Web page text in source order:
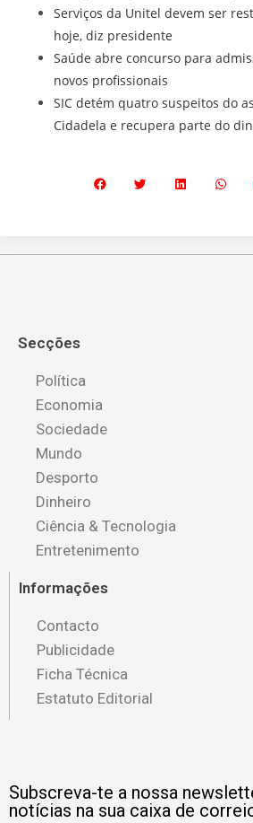
Serviços da Unitel devem ser
hoje, diz presidente
Saúde abre concurso para
novos profissionais
SIC detém quatro suspeitos do
Cidadela e recupera parte do
Secções
Política
Economia
Sociedade
Mundo
Desporto
Dinheiro
Ciência & Tecnologia
Entretenimento
Informações
Contacto
Publicidade
Ficha Técnica
Estatuto Editorial
Subscreva-te a nossa
notícias na sua caixa de